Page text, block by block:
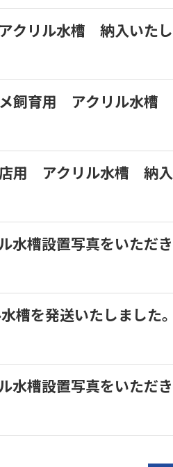
リル水槽 納入いたし
飼育用 アクリル水槽
用 アクリル水槽 納入
槽設置写真をいただき
槽を発送いたしました。
槽設置写真をいただき